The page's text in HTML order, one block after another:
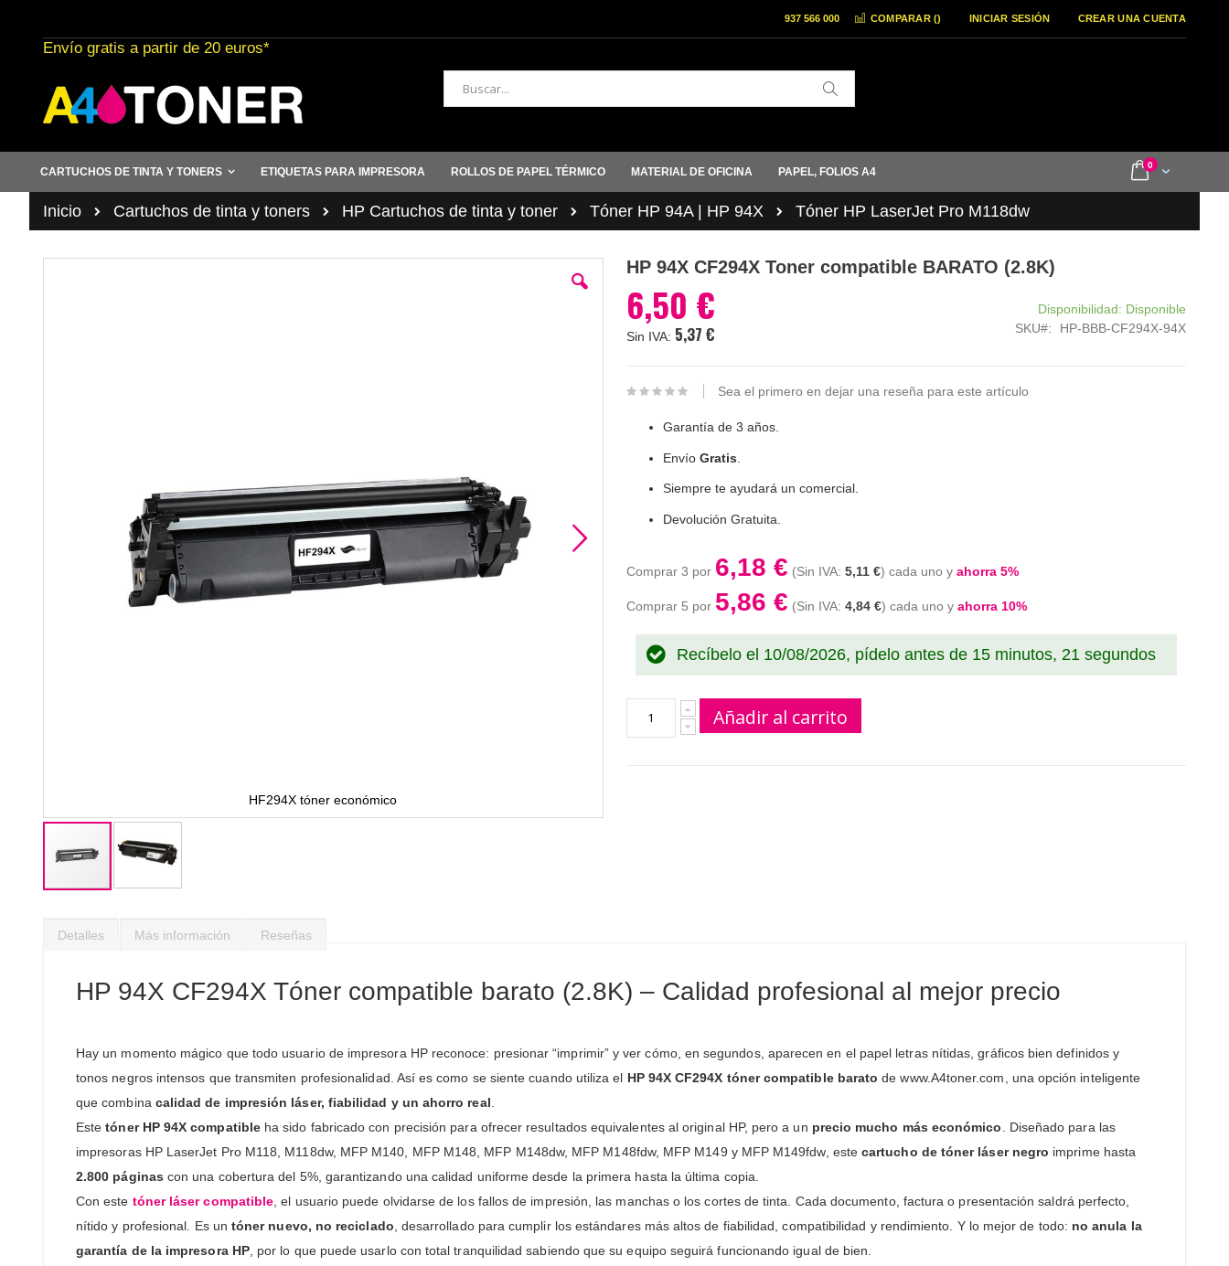
al
contenido
COMPARAR () INICIAR SESIÓN CREAR UNA CUENTA
937 566 000
Envío gratis a partir de 20 euros*
Buscar
Cart
0items
CARTUCHOS DE TINTA Y TONERS ETIQUETAS PARA IMPRESORA ROLLOS DE PAPEL TÉRMICO MATERIAL DE OFICINA PAPEL, FOLIOS A4
Inicio Cartuchos de tinta y toners HP Cartuchos de tinta y toner Tóner HP 94A | HP 94X Tóner HP LaserJet Pro M118dw
HF294X tóner económico
comienzo
galería
HP 94X CF294X Toner compatible BARATO (2.8K)
6,50 €
5,37 €
Disponibilidad: Disponible
SKU
HP-BBB-CF294X-94X
Sea el primero en dejar una reseña para este artículo
Garantía de 3 años.
Envío Gratis
Siempre te ayudará un comercial.
Devolución Gratuita.
Comprar 3 por 6,18 € 5,11 € cada uno y ahorra 5%
Comprar 5 por 5,86 € 4,84 € cada uno y ahorra 10%
Recíbelo el 10/08/2026, pídelo antes de 15 minutos, 20 segundos
Añadir al carrito
Detalles
HP 94X CF294X Tóner compatible barato (2.8K) – Calidad profesional al mejor precio
Hay un momento mágico que todo usuario de impresora HP reconoce: presionar “imprimir” y ver cómo, en segundos, aparecen en el papel letras nítidas, gráficos bien definidos y
tonos negros intensos que transmiten profesionalidad. Así es como se siente cuando utiliza el HP 94X CF294X tóner compatible barato de www.A4toner.com, una opción inteligente
que combina calidad de impresión láser, fiabilidad y un ahorro real
Estetóner HP 94X compatibleha sido fabricado con precisión para ofrecer resultados equivalentes al original HP, pero a un precio mucho más económico . Diseñado para las
impresoras HP LaserJet Pro M118, M118dw, MFP M140, MFP M148, MFP M148dw, MFP M148fdw, MFP M149 y MFP M149fdw, estecartucho de tóner láser negro imprime hasta
2.800 páginas con una cobertura del 5%, garantizando una calidad uniforme desde la primera hasta la última copia.
Con este tóner láser compatible , el usuario puede olvidarse de los fallos de impresión, las manchas o los cortes de tinta. Cada documento, factura o presentación saldrá perfecto,
nítido y profesional. Es un tóner nuevo, no reciclado , desarrollado para cumplir los estándares más altos de fiabilidad, compatibilidad y rendimiento. Y lo mejor de todo: no anula la
garantía de la impresora HP, por lo que puede usarlo con total tranquilidad sabiendo que su equipo seguirá funcionando igual de bien.
Más información Reseñas